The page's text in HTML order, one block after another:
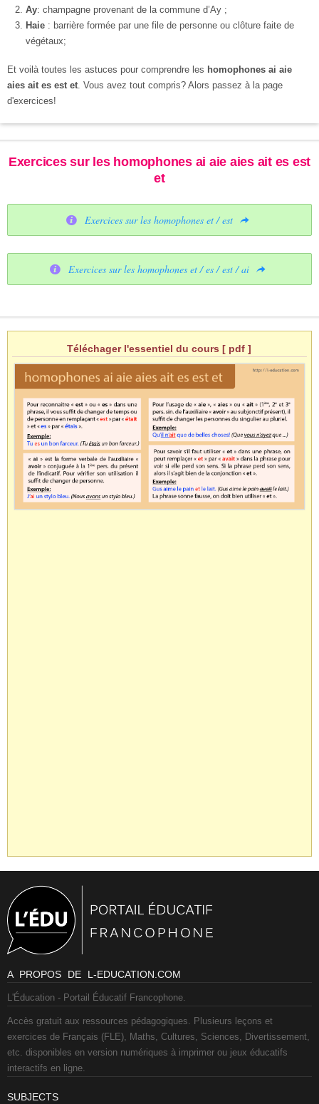
Ay: champagne provenant de la commune d’Ay ;
Haie : barrière formée par une file de personne ou clôture faite de
végétaux;
Et voilà toutes les astuces pour comprendre les homophones ai aie
aies ait es est et . Vous avez tout compris? Alors passez à la page
d'exercices!
Exercices sur les homophones ai aie aies ait es est
et
Exercices sur les homophones et / est
Exercices sur les homophones et / es / est / ai
Téléchager l'essentiel du cours [ pdf ]
A PROPOS DE L-EDUCATION.COM
L'Éducation - Portail Éducatif Francophone.
Accès gratuit aux ressources pédagogiques. Plusieurs leçons et
exercices de Français (FLE), Maths, Cultures, Sciences, Divertissement,
etc. disponibles en version numériques à imprimer ou jeux éducatifs
interactifs en ligne.
SUBJECTS